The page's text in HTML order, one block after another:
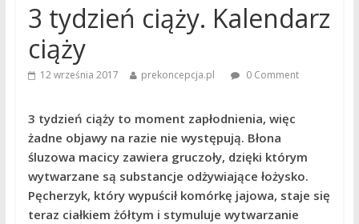
3 tydzień ciąży. Kalendarz
ciąży
12 września 2017 prekoncepcja.pl 0 Comment
3 tydzień ciąży to moment zapłodnienia, więc
żadne objawy na razie nie występują. Błona
śluzowa macicy zawiera gruczoły, dzięki którym
wytwarzane są substancje odżywiające łożysko.
Pęcherzyk, który wypuścił komórkę jajowa, staje się
teraz ciałkiem żółtym i stymuluje wytwarzanie